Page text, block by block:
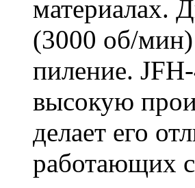
материалах.
(3000 об/мин)
пиление.
высокую
делает его
работающих